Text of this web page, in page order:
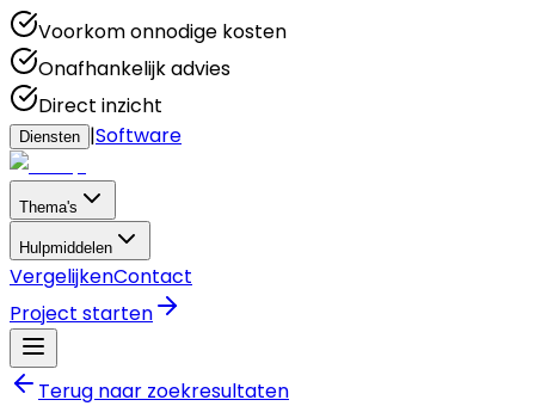
Voorkom onnodige kosten
Onafhankelijk advies
Direct inzicht
Diensten |Software
Thema's
Hulpmiddelen
VergelijkenContact
Project starten
Terug naar zoekresultaten